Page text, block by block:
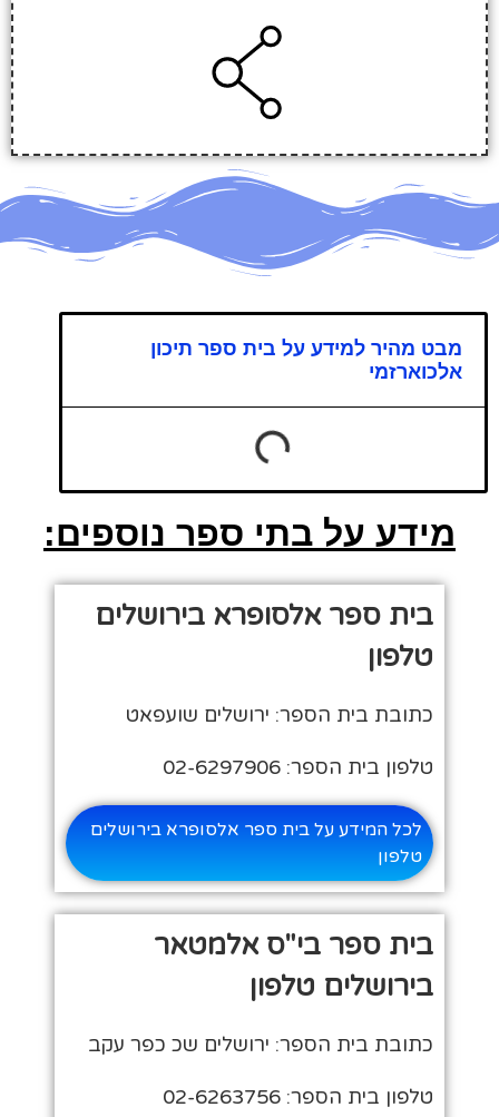
מבט מהיר למידע על בית ספר תיכון
אלכוארזמי
מידע על בתי ספר נוספים:
בית ספר אלסופרא בירושלים
טלפון
כתובת בית הספר: ירושלים שועפאט
טלפון בית הספר: 02-6297906
לכל המידע על בית ספר אלסופרא בירושלים
טלפון
בית ספר בי"ס אלמטאר
בירושלים טלפון
כתובת בית הספר: ירושלים שכ כפר עקב
טלפון בית הספר: 02-6263756